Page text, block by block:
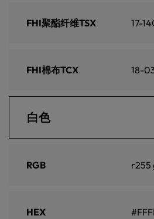
FHI聚酯纤维TSX 17-
FHI棉布TCX 18-
白色
RGB r255
HEX